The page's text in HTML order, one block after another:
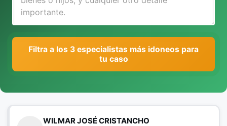
Filtra a los 3 especialistas más idoneos para
tu caso
WILMAR JOSÉ CRISTANCHO